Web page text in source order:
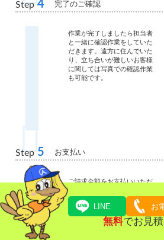
Step 4 完了のご確認
作業が完了しましたら担当者
と一緒に確認作業をしていた
だきます。遠方に住んでいた
り、立ち合いが難しいお客様
に関しては写真での確認作業
も可能です。
Step 5 お支払い
ご請求金額をお支払いいただ
LINE お
無料でお見